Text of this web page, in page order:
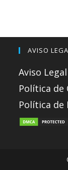
AVISO
Aviso Legal
Política de
Política de